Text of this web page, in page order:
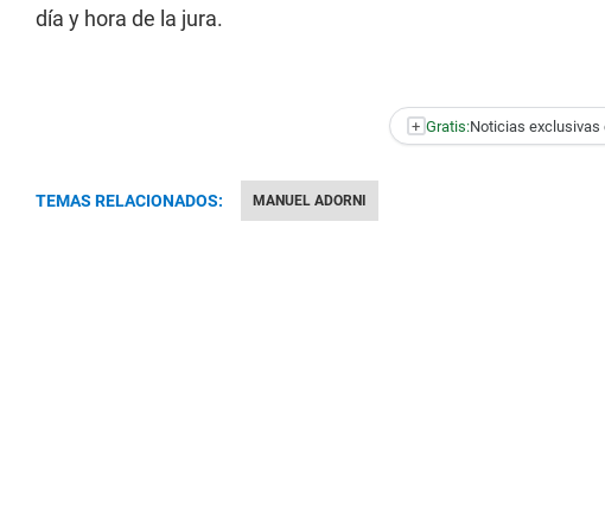
día y hora de la jura.
+ Gratis:Noticias exclusivas
TEMAS RELACIONADOS: MANUEL ADORNI